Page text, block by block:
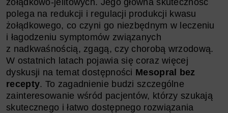
polega na redukcji i regulacji produkcji kwasu
żołądkowego, co czyni go niezbędnym w leczeniu
i łagodzeniu symptomów związanych
z nadkwaśnością, zgagą, czy chorobą wrzodową.
W ostatnich latach pojawia się coraz więcej
dyskusji na temat dostępności Mesopral bez
recepty. To zagadnienie budzi szczególne
zainteresowanie wśród pacjentów, którzy szukają
skutecznego i łatwo dostępnego rozwiązania